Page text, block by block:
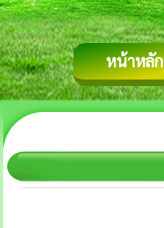
หน้าหลัก